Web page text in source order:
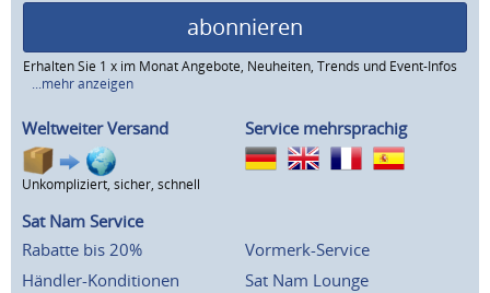
abonnieren
Erhalten Sie 1 x im Monat Angebote, Neuheiten, Trends und Event-Infos
...mehr anzeigen
Weltweiter Versand
Unkompliziert, sicher, schnell
Service mehrsprachig
Sat Nam Service
Rabatte bis 20%
Händler-Konditionen
Vormerk-Service
Sat Nam Lounge